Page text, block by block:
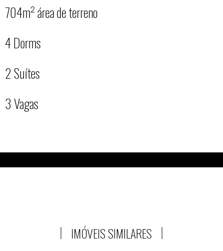
704m² área de terreno
4 Dorms
2 Suítes
3 Vagas
IMÓVEIS SIMILARES